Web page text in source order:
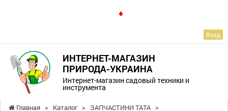
Вход
ИНТЕРНЕТ-МАГАЗИН
ПРИРОДА-УКРАИНА
Интернет-магазин садовый техники и
инструмента
Главная > Каталог > ЗАПЧАСТИНИ ТАТА >